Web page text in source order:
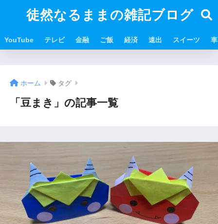
徒然なるままの雑記ブログ
YouTube テレビ 金融 ご飯 経済 遠出 スイーツ 車
ホーム タグ
「豆まき」の記事一覧